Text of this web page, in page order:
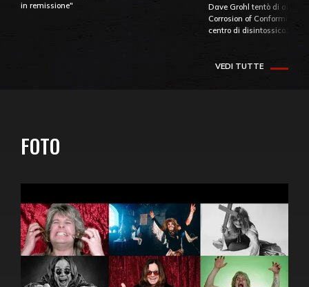
in remissione"
Dave Grohl tentò di
Corrosion of Conformity
centro di
VEDI TUTTE
FOTO